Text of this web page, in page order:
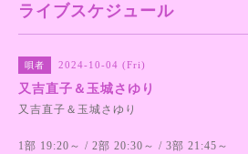
ライブスケジュール
唄者 2024-10-04 (Fri)
又吉直子＆玉城さゆり
又吉直子＆玉城さゆり
1部 19:20～ / 2部 20:30～ / 3部 21:45～